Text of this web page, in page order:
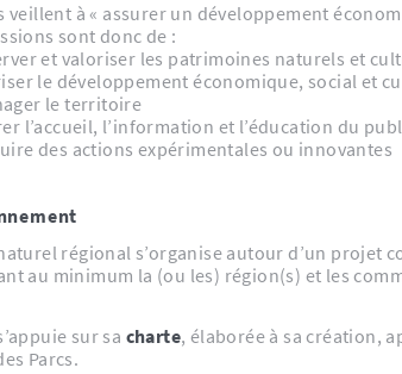
veillent à « assurer un développement
sont donc de :
et valoriser les patrimoines naturels et
le développement économique, social et
le territoire
l’accueil, l’information et l’éducation du
des actions expérimentales ou innovantes
régional s’organise autour d’un
au minimum la (ou les) région(s) et les
sur sa charte, élaborée à sa création,
Parcs.